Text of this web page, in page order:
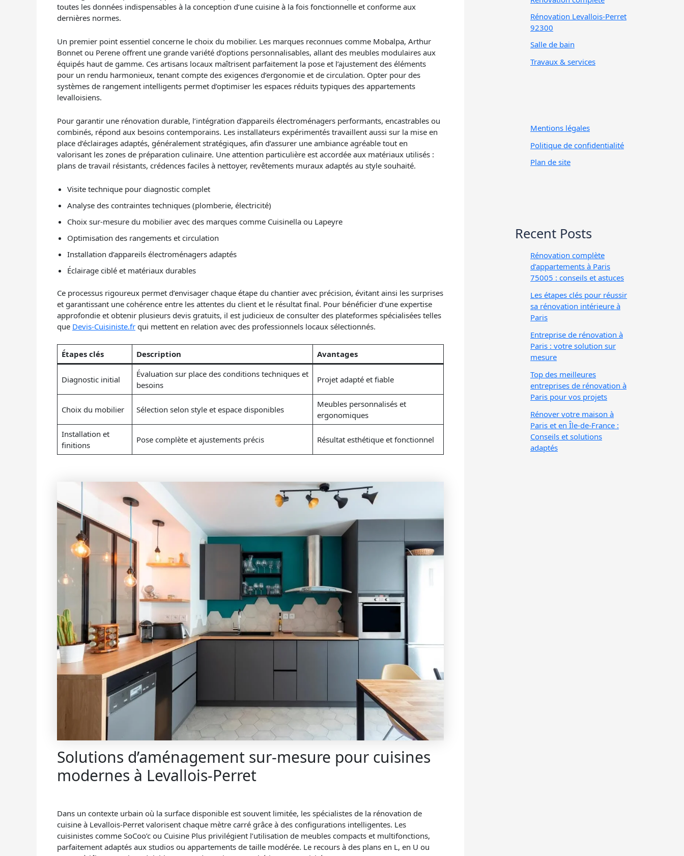
toutes les données indispensables à la conception d’une cuisine à la fois fonctionnelle et conforme aux
dernières normes.
Un premier point essentiel concerne le choix du mobilier. Les marques reconnues comme Mobalpa, Arthur
Bonnet ou Perene offrent une grande variété d’options personnalisables, allant des meubles modulaires aux
équipés haut de gamme. Ces artisans locaux maîtrisent parfaitement la pose et l’ajustement des éléments
pour un rendu harmonieux, tenant compte des exigences d’ergonomie et de circulation. Opter pour des
systèmes de rangement intelligents permet d’optimiser les espaces réduits typiques des appartements
levalloisiens.
Pour garantir une rénovation durable, l’intégration d’appareils électroménagers performants, encastrables ou
combinés, répond aux besoins contemporains. Les installateurs expérimentés travaillent aussi sur la mise en
place d’éclairages adaptés, généralement stratégiques, afin d’assurer une ambiance agréable tout en
valorisant les zones de préparation culinaire. Une attention particulière est accordée aux matériaux utilisés :
plans de travail résistants, crédences faciles à nettoyer, revêtements muraux adaptés au style souhaité.
Visite technique pour diagnostic complet
Analyse des contraintes techniques (plomberie, électricité)
Choix sur-mesure du mobilier avec des marques comme Cuisinella ou Lapeyre
Optimisation des rangements et circulation
Installation d’appareils électroménagers adaptés
Éclairage ciblé et matériaux durables
Ce processus rigoureux permet d’envisager chaque étape du chantier avec précision, évitant ainsi les surprises
et garantissant une cohérence entre les attentes du client et le résultat final. Pour bénéficier d’une expertise
approfondie et obtenir plusieurs devis gratuits, il est judicieux de consulter des plateformes spécialisées telles
que Devis-Cuisiniste.fr qui mettent en relation avec des professionnels locaux sélectionnés.
Étapes clés Description Avantages
Diagnostic initial
Évaluation sur place des conditions techniques et
besoins
Projet adapté et fiable
Choix du mobilier Sélection selon style et espace disponibles
Meubles personnalisés et
ergonomiques
Installation et
finitions
Pose complète et ajustements précis Résultat esthétique et fonctionnel
Solutions d’aménagement sur-mesure pour cuisines
modernes à Levallois-Perret
Dans un contexte urbain où la surface disponible est souvent limitée, les spécialistes de la rénovation de
cuisine à Levallois-Perret valorisent chaque mètre carré grâce à des configurations intelligentes. Les
cuisinistes comme SoCoo’c ou Cuisine Plus privilégient l’utilisation de meubles compacts et multifonctions,
parfaitement adaptés aux studios ou appartements de taille modérée. Le recours à des plans en L, en U ou
Rénovation Levallois-Perret
92300
Salle de bain
Travaux & services
Mentions légales
Politique de confidentialité
Plan de site
Recent Posts
Rénovation complète
d’appartements à Paris
75005 : conseils et astuces
Les étapes clés pour réussir
sa rénovation intérieure à
Paris
Entreprise de rénovation à
Paris : votre solution sur
mesure
Top des meilleures
entreprises de rénovation à
Paris pour vos projets
Rénover votre maison à
Paris et en Île-de-France :
Conseils et solutions
adaptés